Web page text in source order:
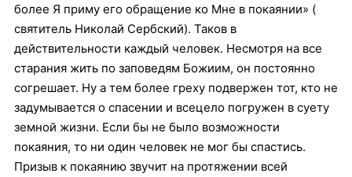
более Я приму его обращение ко Мне в покаянии» (
святитель Николай Сербский). Таков в
действительности каждый человек. Несмотря на все
старания жить по заповедям Божиим, он постоянно
согрешает. Ну а тем более греху подвержен тот, кто не
задумывается о спасении и всецело погружен в суету
земной жизни. Если бы не было возможности
покаяния, то ни один человек не мог бы спастись.
Призыв к покаянию звучит на протяжении всей